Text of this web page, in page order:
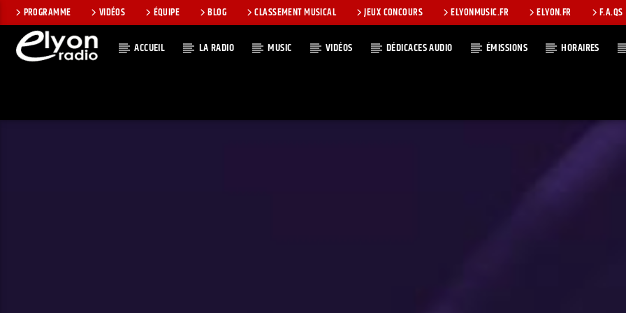
PROGRAMME VIDÉOS ÉQUIPE BLOG CLASSEMENT MUSICAL JEUX CONCOURS ELYONMUSIC.FR ELYON.FR F.A.QS
ACCUEIL LA RADIO MUSIC VIDÉOS DÉDICACES AUDIO ÉMISSIONS HORAIRES